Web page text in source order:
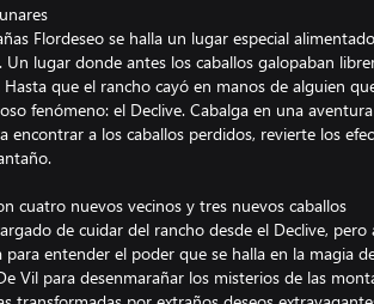
Flordeseo se halla un lugar especial
lugar donde antes los caballos galopaban
que el rancho cayó en manos de alguien
fenómeno: el Declive. Cabalga en una
encontrar a los caballos perdidos, revierte los
cuatro nuevos vecinos y tres nuevos caballos
de cuidar del rancho desde el Declive,
para entender el poder que se halla en la magia
Vil para desenmarañar los misterios de las